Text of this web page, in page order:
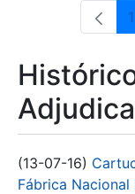
1
(13-07-16)
Fábrica Nacional